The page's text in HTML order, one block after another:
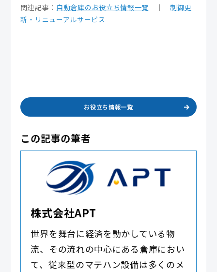
関連記事： 自動倉庫のお役立ち情報一覧 ｜制御更
新・リニューアルサービス
お役立ち情報一覧
この記事の筆者
株式会社APT
世界を舞台に経済を動かしている物
流、その流れの中心にある倉庫におい
て、従来型のマテハン設備は多くのメ